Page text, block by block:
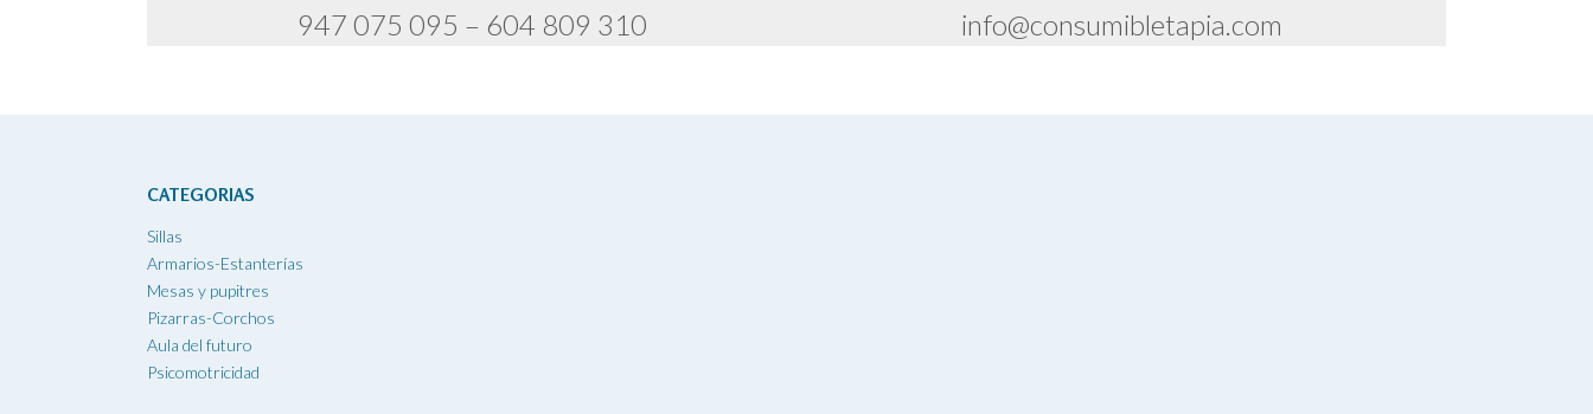
947 075 095 – 604 809 310
info@consumibletapia.com
CATEGORIAS
Sillas
Armarios-Estanterías
Mesas y pupitres
Pizarras-Corchos
Aula del futuro
Psicomotricidad